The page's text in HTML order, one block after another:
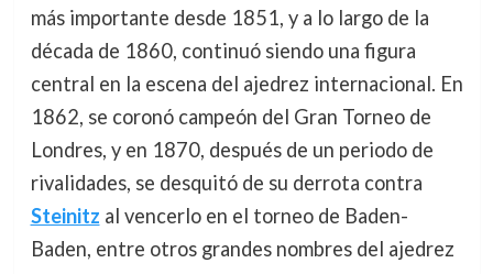
más importante desde 1851, y a lo largo de la
década de 1860, continuó siendo una figura
central en la escena del ajedrez internacional. En
1862, se coronó campeón del Gran Torneo de
Londres, y en 1870, después de un periodo de
rivalidades, se desquitó de su derrota contra
Steinitz al vencerlo en el torneo de Baden-
Baden, entre otros grandes nombres del ajedrez